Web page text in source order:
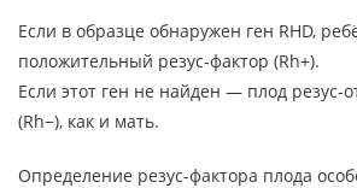
Если в образце обнаружен ген RHD,
положительный резус-фактор (Rh+).
Если этот ген не найден — плод резус-
(Rh−), как и мать.
Определение резус-фактора плода